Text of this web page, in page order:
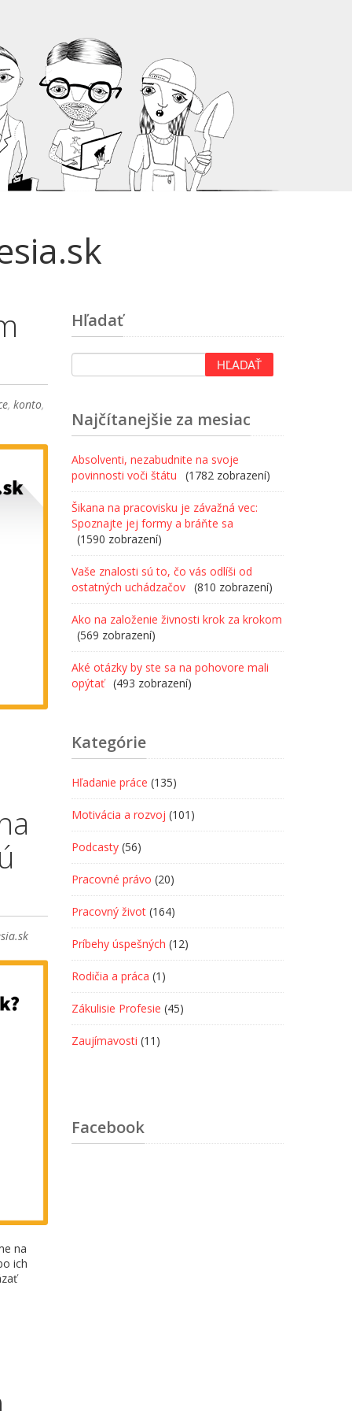
,konto,
na
ich
Hľadať
Najčítanejšie za mesiac
Absolventi, nezabudnite na svoje
povinnosti voči štátu
(1782 zobrazení)
Šikana na pracovisku je závažná vec:
Spoznajte jej formy a bráňte sa
(1590 zobrazení)
Vaše znalosti sú to, čo vás odlíši od
ostatných uchádzačov (810 zobrazení)
Ako na založenie živnosti krok za krokom
(569 zobrazení)
Aké otázky by ste sa na pohovore mali
opýtať (493 zobrazení)
Kategórie
Hľadanie práce (135)
Motivácia a rozvoj (101)
Podcasty (56)
Pracovné právo (20)
Pracovný život (164)
Príbehy úspešných (12)
Rodičia a práca (1)
Zákulisie Profesie (45)
Zaujímavosti (11)
Facebook